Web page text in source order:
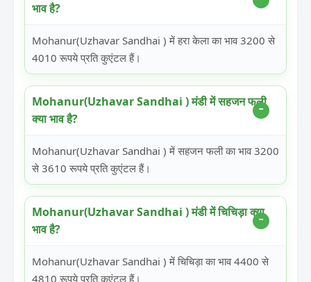
भाव है?
Mohanur(Uzhavar Sandhai ) में हरा केला का भाव 3200 से
4010 रूपये प्रति कुएंटल हैं।
Mohanur(Uzhavar Sandhai ) मंडी में सहजन फली
क्या भाव है?
Mohanur(Uzhavar Sandhai ) में सहजन फली का भाव 3200
से 3610 रूपये प्रति कुएंटल हैं।
Mohanur(Uzhavar Sandhai ) मंडी में चिचिड़ा क्या
भाव है?
Mohanur(Uzhavar Sandhai ) में चिचिड़ा का भाव 4400 से
4810 रूपये प्रति कुएंटल हैं।